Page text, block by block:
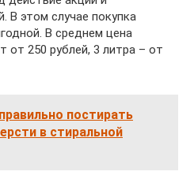
В этом случае покупка
В среднем цена
от 250 рублей, 3 литра – от
постирать
в стиральной